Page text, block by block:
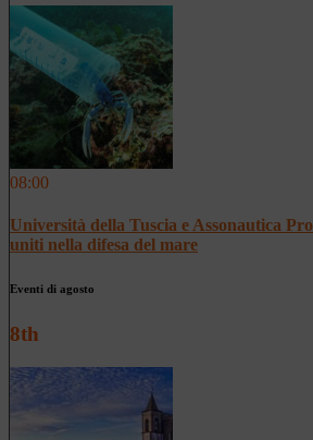
08:00
Università della Tuscia e Assonautica
uniti nella difesa del mare
Eventi di agosto
8th